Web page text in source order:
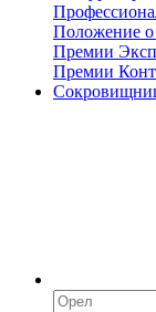
Положение
Премии
Премии